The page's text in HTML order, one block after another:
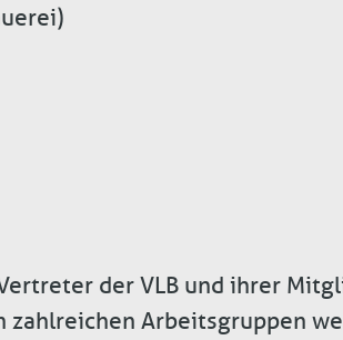
der VLB und ihrer
zahlreichen Arbeitsgruppen